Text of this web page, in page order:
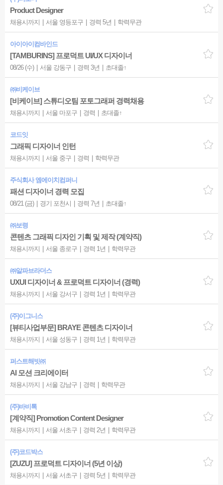
Product Designer
채용시까지 서울 영등포구 경력 5년 학력무관
아이아이컴바인드
[TAMBURINS] 프로덕트 UI/UX 디자이너
08/26 (수) 서울 강동구 경력 3년 초대졸↑
㈜비케이브
[비케이브] 스튜디오팀 포토그래퍼 경력채용
채용시까지 서울 마포구 경력 초대졸↑
코드잇
그래픽 디자이너 인턴
채용시까지 서울 중구 경력 학력무관
주식회사 엠에이치컴퍼니
패션 디자이너 경력 모집
08/21 (금) 경기 포천시 경력 7년 초대졸↑
㈜보령
콘텐츠 그래픽 디자인 기획 및 제작 (계약직)
채용시까지 서울 종로구 경력 1년 학력무관
㈜알파브라더스
UXUI 디자이너 & 프로덕트 디자이너 (경력)
채용시까지 서울 강서구 경력 1년 학력무관
(주)이그니스
[뷰티사업부문] BRAYE 콘텐츠 디자이너
채용시까지 서울 성동구 경력 1년 학력무관
퍼스트해빗㈜
AI 모션 크리에이터
채용시까지 서울 강남구 경력 학력무관
(주)바비톡
[계약직] Promotion Content Designer
채용시까지 서울 서초구 경력 2년 학력무관
(주)코드박스
[ZUZU] 프로덕트 디자이너 (5년 이상)
채용시까지 서울 서초구 경력 5년 학력무관